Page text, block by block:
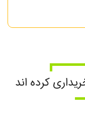
کرده اند